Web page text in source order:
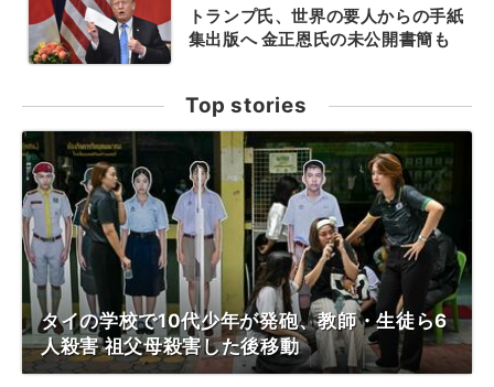
トランプ氏、世界の要人からの手紙
集出版へ 金正恩氏の未公開書簡も
Top stories
タイの学校で10代少年が発砲、教師・生徒ら6
人殺害 祖父母殺害した後移動